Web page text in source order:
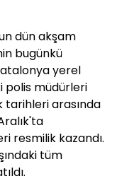
dün akşam
bugünkü
yerel
polis müdürleri
tarihleri arasında
resmilik kazandı.
tüm